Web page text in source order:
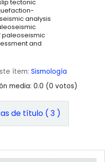
tectonic
analysis
paleoseismic
and
ítem: Sismología
media: 0.0 (0 votos)
de título ( 3 )